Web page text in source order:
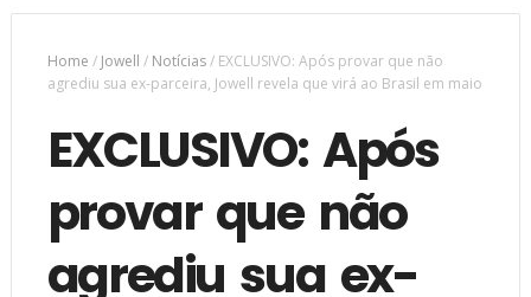
Home / Jowell / Notícias/ EXCLUSIVO: Após provar que não
agrediu sua ex-parceira, Jowell revela que virá ao Brasil em maio
EXCLUSIVO: Após
provar que não
agrediu sua ex-